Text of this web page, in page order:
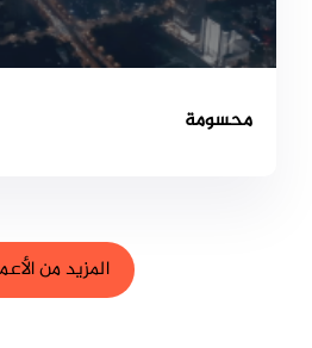
محسومة
المزيد من